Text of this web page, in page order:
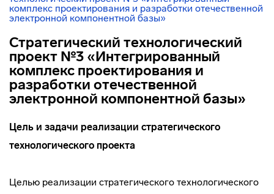
комплекс проектирования и разработки отечественной
электронной компонентной базы»
Стратегический технологический
проект №3 «Интегрированный
комплекс проектирования и
разработки отечественной
электронной компонентной базы»
Цель и задачи реализации стратегического
технологического проекта
Целью реализации стратегического технологического